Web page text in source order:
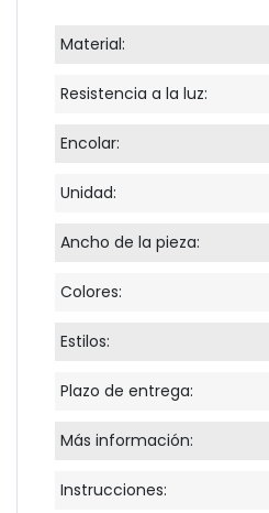
Material:
Resistencia a la luz:
Encolar:
Unidad:
Ancho de la pieza:
Colores:
Estilos:
Plazo de entrega:
Más información:
Instrucciones: